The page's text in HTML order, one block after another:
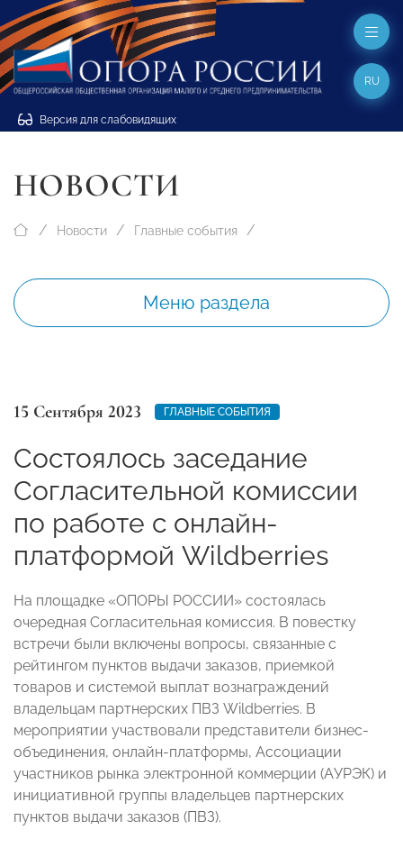
Версия для слабовидящих
RU
НОВОСТИ
Новости Главные события
Меню раздела
15 Сентября 2023 ГЛАВНЫЕ СОБЫТИЯ
Состоялось заседание
Согласительной комиссии
по работе с онлайн-
платформой Wildberries
На площадке «ОПОРЫ РОССИИ» состоялась
очередная Согласительная комиссия. В повестку
встречи были включены вопросы, связанные с
рейтингом пунктов выдачи заказов, приемкой
товаров и системой выплат вознаграждений
владельцам партнерских ПВЗ Wildberries. В
мероприятии участвовали представители бизнес-
объединения, онлайн-платформы, Ассоциации
участников рынка электронной коммерции (АУРЭК) и
инициативной группы владельцев партнерских
пунктов выдачи заказов (ПВЗ).